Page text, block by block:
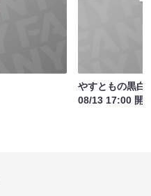
やすともの黒白
08/13 17:00 開